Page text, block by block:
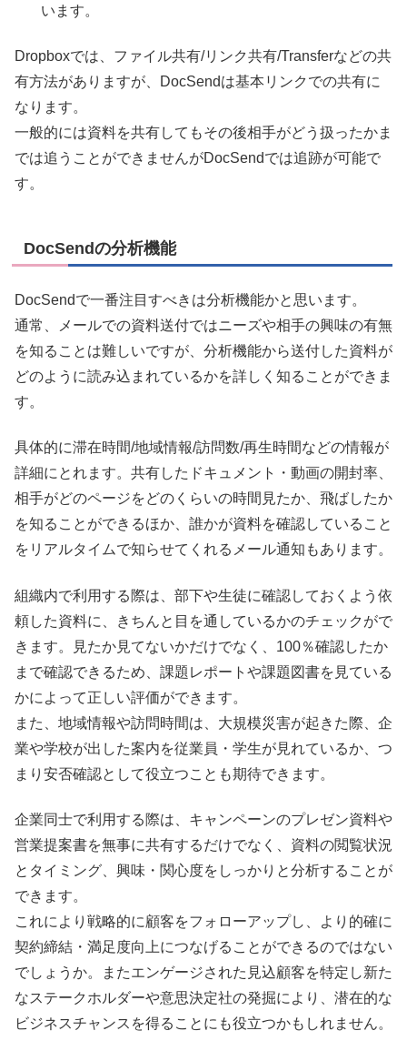
います。
Dropboxでは、ファイル共有/リンク共有/Transferなどの共
有方法がありますが、DocSendは基本リンクでの共有に
なります。
一般的には資料を共有してもその後相手がどう扱ったかま
では追うことができませんがDocSendでは追跡が可能で
す。
DocSendの分析機能
DocSendで一番注目すべきは分析機能かと思います。
通常、メールでの資料送付ではニーズや相手の興味の有無
を知ることは難しいですが、分析機能から送付した資料が
どのように読み込まれているかを詳しく知ることができま
す。
具体的に滞在時間/地域情報/訪問数/再生時間などの情報が
詳細にとれます。共有したドキュメント・動画の開封率、
相手がどのページをどのくらいの時間見たか、飛ばしたか
を知ることができるほか、誰かが資料を確認していること
をリアルタイムで知らせてくれるメール通知もあります。
組織内で利用する際は、部下や生徒に確認しておくよう依
頼した資料に、きちんと目を通しているかのチェックがで
きます。見たか見てないかだけでなく、100％確認したか
まで確認できるため、課題レポートや課題図書を見ている
かによって正しい評価ができます。
また、地域情報や訪問時間は、大規模災害が起きた際、企
業や学校が出した案内を従業員・学生が見れているか、つ
まり安否確認として役立つことも期待できます。
企業同士で利用する際は、キャンペーンのプレゼン資料や
営業提案書を無事に共有するだけでなく、資料の閲覧状況
とタイミング、興味・関心度をしっかりと分析することが
できます。
これにより戦略的に顧客をフォローアップし、より的確に
契約締結・満足度向上につなげることができるのではない
でしょうか。またエンゲージされた見込顧客を特定し新た
なステークホルダーや意思決定社の発掘により、潜在的な
ビジネスチャンスを得ることにも役立つかもしれません。